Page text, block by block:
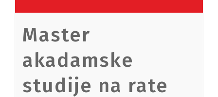
Master
akadamske
studije na rate